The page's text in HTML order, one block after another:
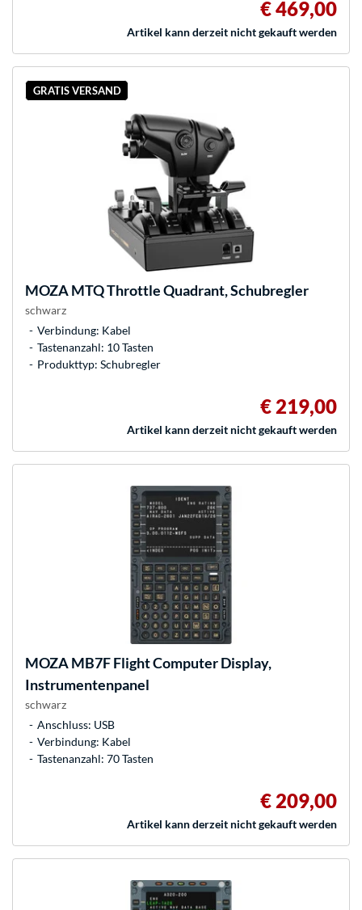
€ 469,00
Artikel kann derzeit nicht gekauft werden
GRATIS VERSAND
MOZAMTQ Throttle Quadrant, Schubregler
schwarz
Verbindung: Kabel
Tastenanzahl: 10 Tasten
Produkttyp: Schubregler
€ 219,00
Artikel kann derzeit nicht gekauft werden
MOZAMB7F Flight Computer Display,
Instrumentenpanel
schwarz
Anschluss: USB
Verbindung: Kabel
Tastenanzahl: 70 Tasten
€ 209,00
Artikel kann derzeit nicht gekauft werden